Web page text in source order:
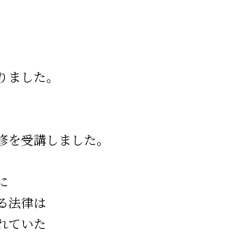
した。
受講しました。
法律は
ていた